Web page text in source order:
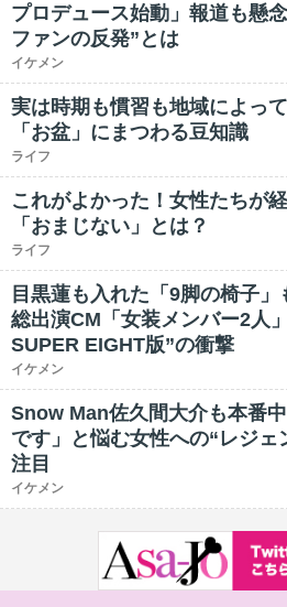
プロデュース始動」報道も懸
ファンの反発”とは
イケメン
実は時期も慣習も地域によっ
「お盆」にまつわる豆知識
ライフ
これがよかった！女性たちが
「おまじない」とは？
ライフ
目黒蓮も入れた「9脚の椅子
総出演CM「女装メンバー2人
SUPER EIGHT版”の衝撃
イケメン
Snow Man佐久間大介も本番
です」と悩む女性への“レジェ
注目
イケメン